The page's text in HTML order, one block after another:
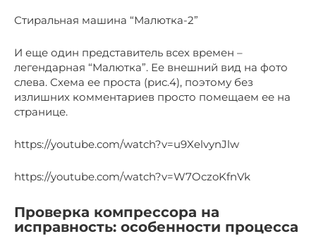
Стиральная машина “Малютка-2”
И еще один представитель всех времен –
легендарная “Малютка”. Ее внешний вид на фото
слева. Схема ее проста (рис.4), поэтому без
излишних комментариев просто помещаем ее на
странице.
https://youtube.com/watch?v=u9XelvynJlw
https://youtube.com/watch?v=W7OczoKfnVk
Проверка компрессора на
исправность: особенности процесса